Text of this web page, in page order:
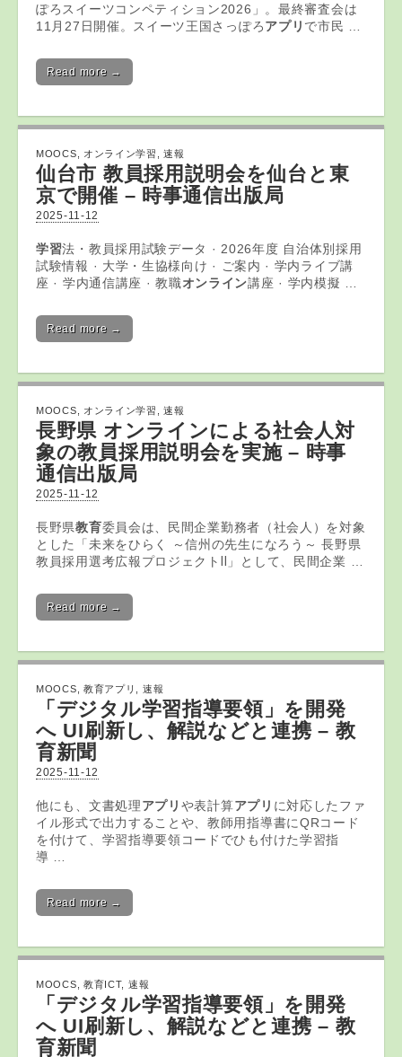
ぽろスイーツコンペティション2026」。最終審査会は
11月27日開催。スイーツ王国さっぽろアプリ で市民 …
Read more →
MOOCS オンライン学習 ,速報
仙台市 教員採用説明会を仙台と東
京で開催 – 時事通信出版局
2025-11-12
学習法・教員採用試験データ · 2026年度 自治体別採用
試験情報 · 大学・生協様向け · ご案内 · 学内ライブ講
座 · 学内通信講座 · 教職オンライン講座 · 学内模擬 …
Read more →
MOOCS オンライン学習 ,速報
長野県 オンラインによる社会人対
象の教員採用説明会を実施 – 時事
通信出版局
2025-11-12
長野県教育委員会は、民間企業勤務者（社会人）を対象
とした「未来をひらく ～信州の先生になろう～ 長野県
教員採用選考広報プロジェクトⅡ」として、民間企業 …
Read more →
MOOCS 教育アプリ 速報
「デジタル学習指導要領」を開発
へ UI刷新し、解説などと連携 – 教
育新聞
2025-11-12
他にも、文書処理アプリ や表計算アプリ に対応したファ
イル形式で出力することや、教師用指導書にQRコード
を付けて、学習指導要領コードでひも付けた学習指
導 …
Read more →
MOOCS 教育ICT, 速報
「デジタル学習指導要領」を開発
へ UI刷新し、解説などと連携 – 教
育新聞